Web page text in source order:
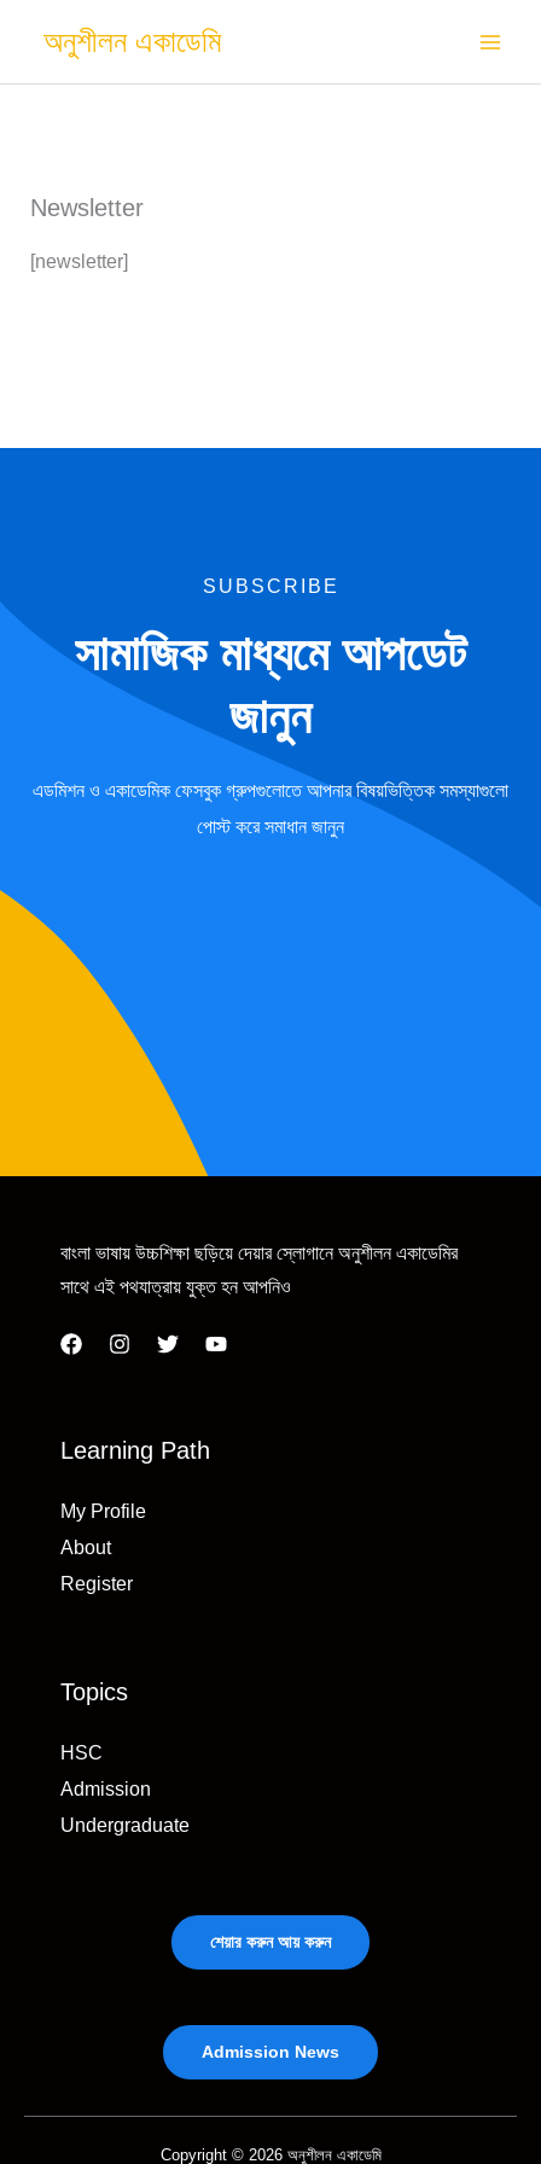
content
অনুশীলন একাডেমি
Newsletter
[newsletter]
SUBSCRIBE
সামাজিক মাধ্যমে আপডেট
জানুন
এডমিশন ও একাডেমিক ফেসবুক গ্রুপগুলোতে আপনার বিষয়ভিত্তিক সমস্যাগুলো
পোস্ট করে সমাধান জানুন
বাংলা ভাষায় উচ্চশিক্ষা ছড়িয়ে দেয়ার স্লোগানে অনুশীলন একাডেমির
সাথে এই পথযাত্রায় যুক্ত হন আপনিও
Learning Path
My Profile
About
Register
Topics
HSC
Admission
Undergraduate
শেয়ার করুন আয় করুন
Admission News
Copyright © 2026 অনুশীলন একাডেমি